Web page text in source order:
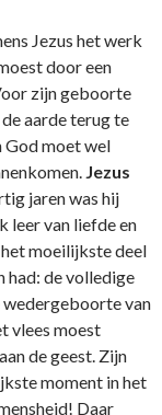
Jezus het werk
door een
zijn geboorte
aarde terug te
God moet wel
Jezus
jaren was hij
leer van liefde en
moeilijkste deel
had: de volledige
wedergeboorte van
vlees moest
de geest. Zijn
moment in het
Daar